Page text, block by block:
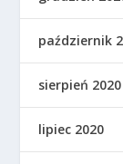
październik
sierpień 2020
lipiec 2020